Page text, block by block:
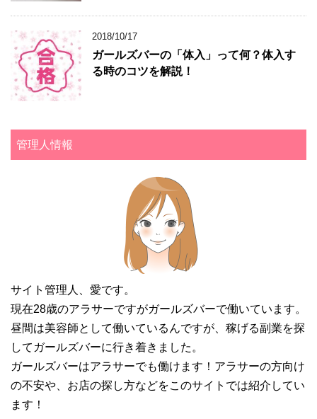
2018/10/17
ガールズバーの「体入」って何？体入す
る時のコツを解説！
管理人情報
サイト管理人、愛です。
現在28歳のアラサーですがガールズバーで働いています。
昼間は美容師として働いているんですが、稼げる副業を探
してガールズバーに行き着きました。
ガールズバーはアラサーでも働けます！アラサーの方向け
の不安や、お店の探し方などをこのサイトでは紹介してい
ます！